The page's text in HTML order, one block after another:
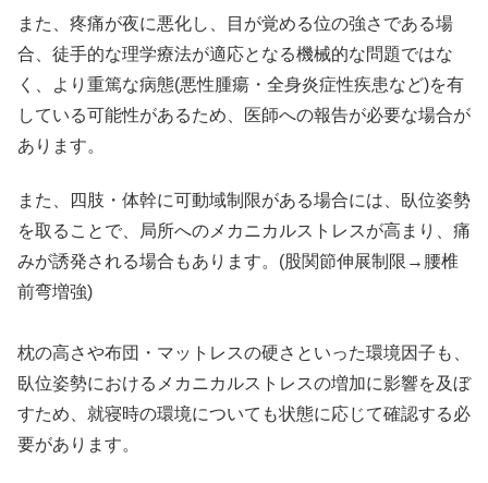
また、疼痛が夜に悪化し、目が覚める位の強さである場
合、徒手的な理学療法が適応となる機械的な問題ではな
く、より重篤な病態(悪性腫瘍・全身炎症性疾患など)を有
している可能性があるため、医師への報告が必要な場合が
あります。
また、四肢・体幹に可動域制限がある場合には、臥位姿勢
を取ることで、局所へのメカニカルストレスが高まり、痛
みが誘発される場合もあります。(股関節伸展制限→腰椎
前弯増強)
枕の高さや布団・マットレスの硬さといった環境因子も、
臥位姿勢におけるメカニカルストレスの増加に影響を及ぼ
すため、就寝時の環境についても状態に応じて確認する必
要があります。